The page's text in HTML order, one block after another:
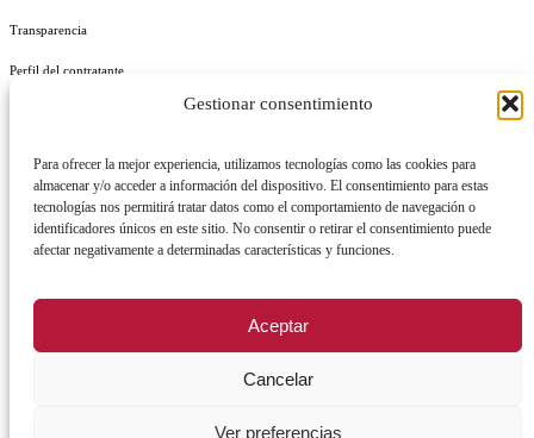
Gestionar consentimiento
Para ofrecer la mejor experiencia, utilizamos tecnologías como las cookies para
almacenar y/o acceder a información del dispositivo. El consentimiento para estas
tecnologías nos permitirá tratar datos como el comportamiento de navegación o
identificadores únicos en este sitio. No consentir o retirar el consentimiento puede
afectar negativamente a determinadas características y funciones.
Aceptar
Cancelar
Ver preferencias
Transparencia
Perfil del contratante
REGISTRO DE ACTIVIDADES DE TRATAMIENTO